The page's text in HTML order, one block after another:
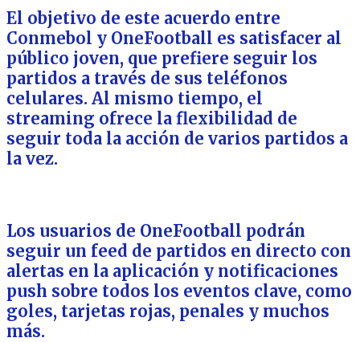
El objetivo de este acuerdo entre
Conmebol y OneFootball es satisfacer al
público joven, que prefiere seguir los
partidos a través de sus teléfonos
celulares. Al mismo tiempo, el
streaming ofrece la flexibilidad de
seguir toda la acción de varios partidos a
la vez.
Los usuarios de OneFootball podrán
seguir un feed de partidos en directo con
alertas en la aplicación y notificaciones
push sobre todos los eventos clave, como
goles, tarjetas rojas, penales y muchos
más.